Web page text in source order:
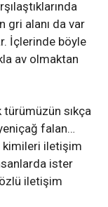
gri alanı da var
İçlerinde böyle
av olmaktan
türümüzün sıkça
falan…
kimileri iletişim
ister
iletişim